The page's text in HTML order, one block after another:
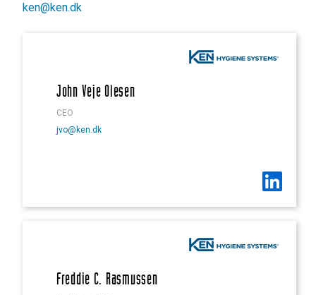
ken@ken.dk
John Veje Olesen
CEO
jvo@ken.dk
Freddie C. Rasmussen